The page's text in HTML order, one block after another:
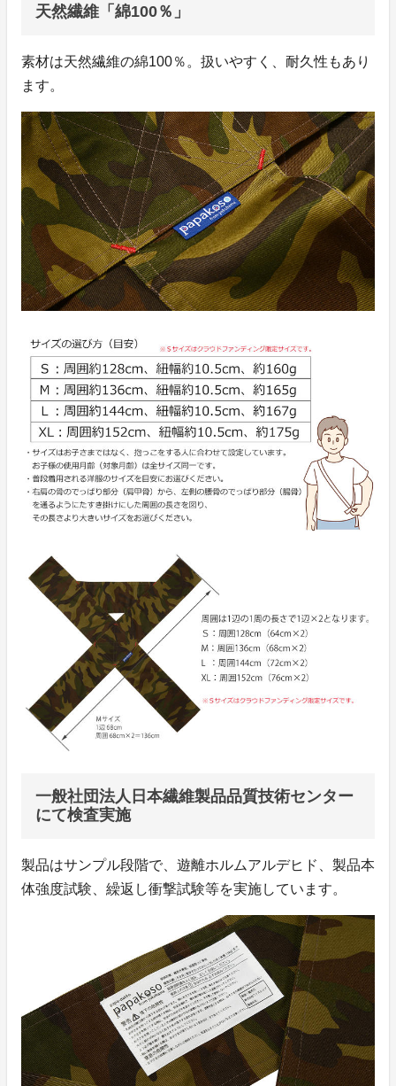
天然繊維「綿100％」
素材は天然繊維の綿100％。扱いやすく、耐久性もあり
ます。
一般社団法人日本繊維製品品質技術センター
にて検査実施
製品はサンプル段階で、遊離ホルムアルデヒド、製品本
体強度試験、繰返し衝撃試験等を実施しています。